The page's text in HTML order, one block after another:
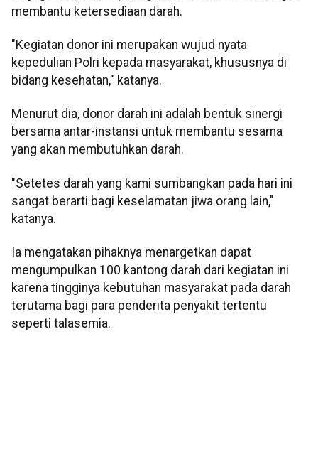
membantu ketersediaan darah.
"Kegiatan donor ini merupakan wujud nyata
kepedulian Polri kepada masyarakat, khususnya di
bidang kesehatan," katanya.
Menurut dia, donor darah ini adalah bentuk sinergi
bersama antar-instansi untuk membantu sesama
yang akan membutuhkan darah.
"Setetes darah yang kami sumbangkan pada hari ini
sangat berarti bagi keselamatan jiwa orang lain,"
katanya.
Ia mengatakan pihaknya menargetkan dapat
mengumpulkan 100 kantong darah dari kegiatan ini
karena tingginya kebutuhan masyarakat pada darah
terutama bagi para penderita penyakit tertentu
seperti talasemia.